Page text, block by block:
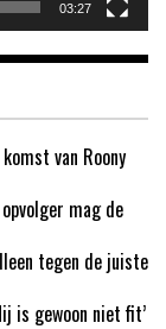
03:27
van Roony
mag de
tegen de juiste
is gewoon niet fit’